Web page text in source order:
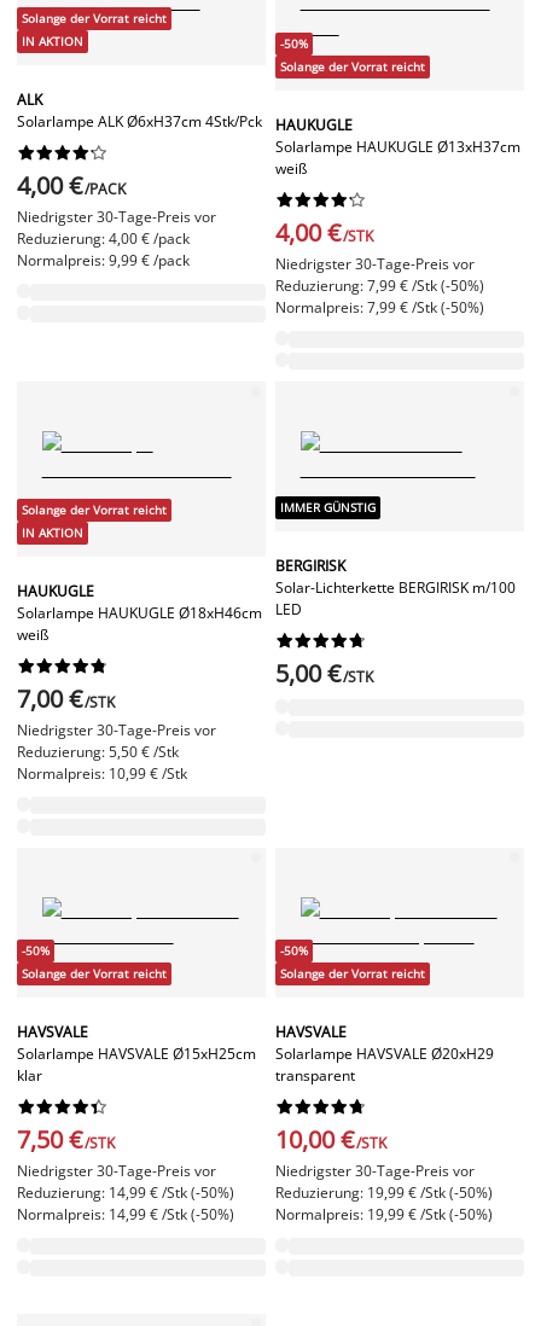
Solange der Vorrat reicht
IN AKTION
ALK
Solarlampe ALK Ø6xH37cm 4Stk/Pck






4,00 €/PACK
Niedrigster 30-Tage-Preis vor
Reduzierung: 4,00 € /pack
Normalpreis: 9,99 € /pack
-50%
Solange der Vorrat reicht
HAUKUGLE
Solarlampe HAUKUGLE Ø13xH37cm
weiß






4,00 €/STK
Niedrigster 30-Tage-Preis vor
Reduzierung: 7,99 € /Stk (-50%)
Normalpreis: 7,99 € /Stk (-50%)
Solange der Vorrat reicht
IN AKTION
HAUKUGLE
Solarlampe HAUKUGLE Ø18xH46cm
weiß






7,00 €/STK
Niedrigster 30-Tage-Preis vor
Reduzierung: 5,50 € /Stk
Normalpreis: 10,99 € /Stk
IMMER GÜNSTIG
BERGIRISK
Solar-Lichterkette BERGIRISK m/100
LED






5,00 €/STK
-50%
Solange der Vorrat reicht
HAVSVALE
Solarlampe HAVSVALE Ø15xH25cm
klar






7,50 €/STK
Niedrigster 30-Tage-Preis vor
Reduzierung: 14,99 € /Stk (-50%)
Normalpreis: 14,99 € /Stk (-50%)
-50%
Solange der Vorrat reicht
HAVSVALE
Solarlampe HAVSVALE Ø20xH29
transparent






10,00 €/STK
Niedrigster 30-Tage-Preis vor
Reduzierung: 19,99 € /Stk (-50%)
Normalpreis: 19,99 € /Stk (-50%)